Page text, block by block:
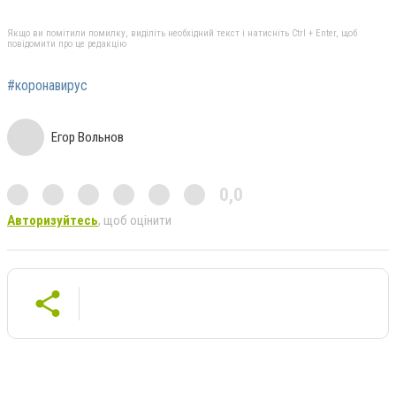
Якщо ви помітили помилку, виділіть необхідний текст і натисніть Ctrl + Enter, щоб
повідомити про це редакцію
#коронавирус
Егор Вольнов
0,0
Авторизуйтесь, щоб оцінити